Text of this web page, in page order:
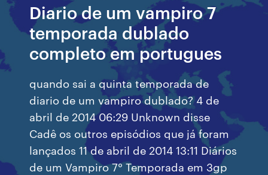
Diario de um vampiro 7
temporada dublado
completo em portugues
quando sai a quinta temporada de
diario de um vampiro dublado? 4 de
abril de 2014 06:29 Unknown disse
Cadê os outros episódios que já foram
lançados 11 de abril de 2014 13:11 Diários
de um Vampiro 7° Temporada em 3gp